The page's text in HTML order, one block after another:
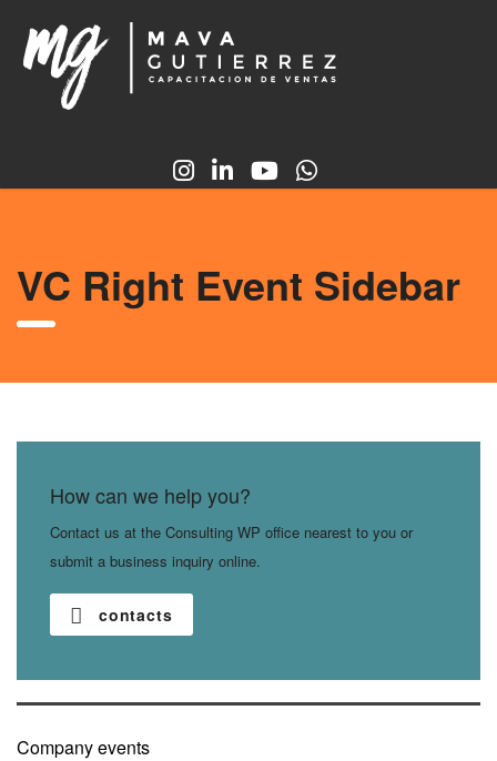
VC Right Event Sidebar
How can we help you?
Contact us at the Consulting WP office nearest to you or
submit a business inquiry online.
contacts
Company events